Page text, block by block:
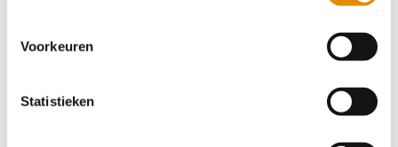
cookies en via de cookie-instellingen button linksonder op
onze website kan je je toestemming op elk moment
wijzigen.
Voorkeuren
Statistieken
Kleine brand locatie De Schakel Oostrum snel
onder controle